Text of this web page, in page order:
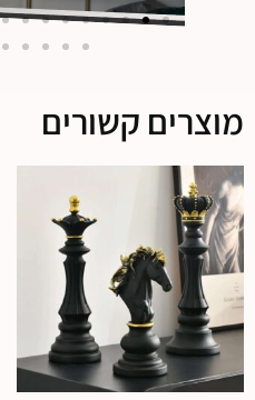
מוצרים קשורים